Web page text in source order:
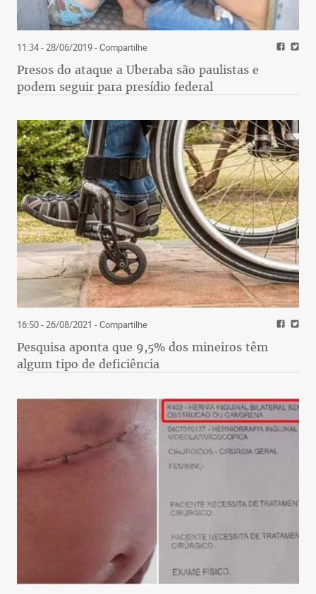
11:34 - 28/06/2019- Compartilhe
Presos do ataque a Uberaba são paulistas e
podem seguir para presídio federal
16:50 - 26/08/2021 - Compartilhe
Pesquisa aponta que 9,5% dos mineiros têm
algum tipo de deficiência